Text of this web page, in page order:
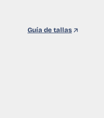
Guía de tallas